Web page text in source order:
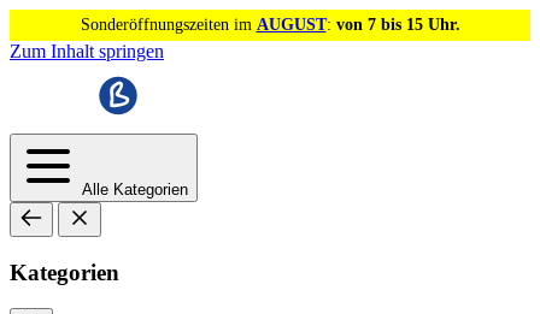
Sonderöffnungszeiten im AUGUST: von 7 bis 15 Uhr.
Zum Inhalt springen
Alle Kategorien
Kategorien